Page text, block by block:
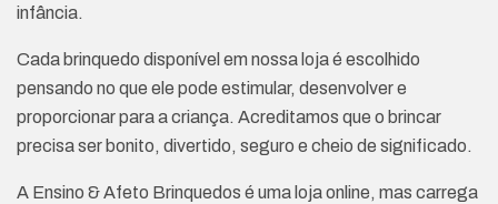
infância.
Cada brinquedo disponível em nossa loja é escolhido
pensando no que ele pode estimular, desenvolver e
proporcionar para a criança. Acreditamos que o brincar
precisa ser bonito, divertido, seguro e cheio de significado.
A Ensino & Afeto Brinquedos é uma loja online, mas carrega